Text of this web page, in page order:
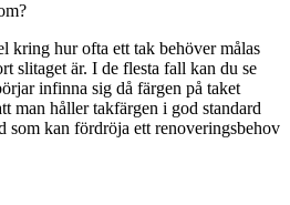
kring hur ofta ett tak behöver målas
slitaget är. I de flesta fall kan du se
infinna sig då färgen på taket
man håller takfärgen i god standard
som kan fördröja ett renoveringsbehov